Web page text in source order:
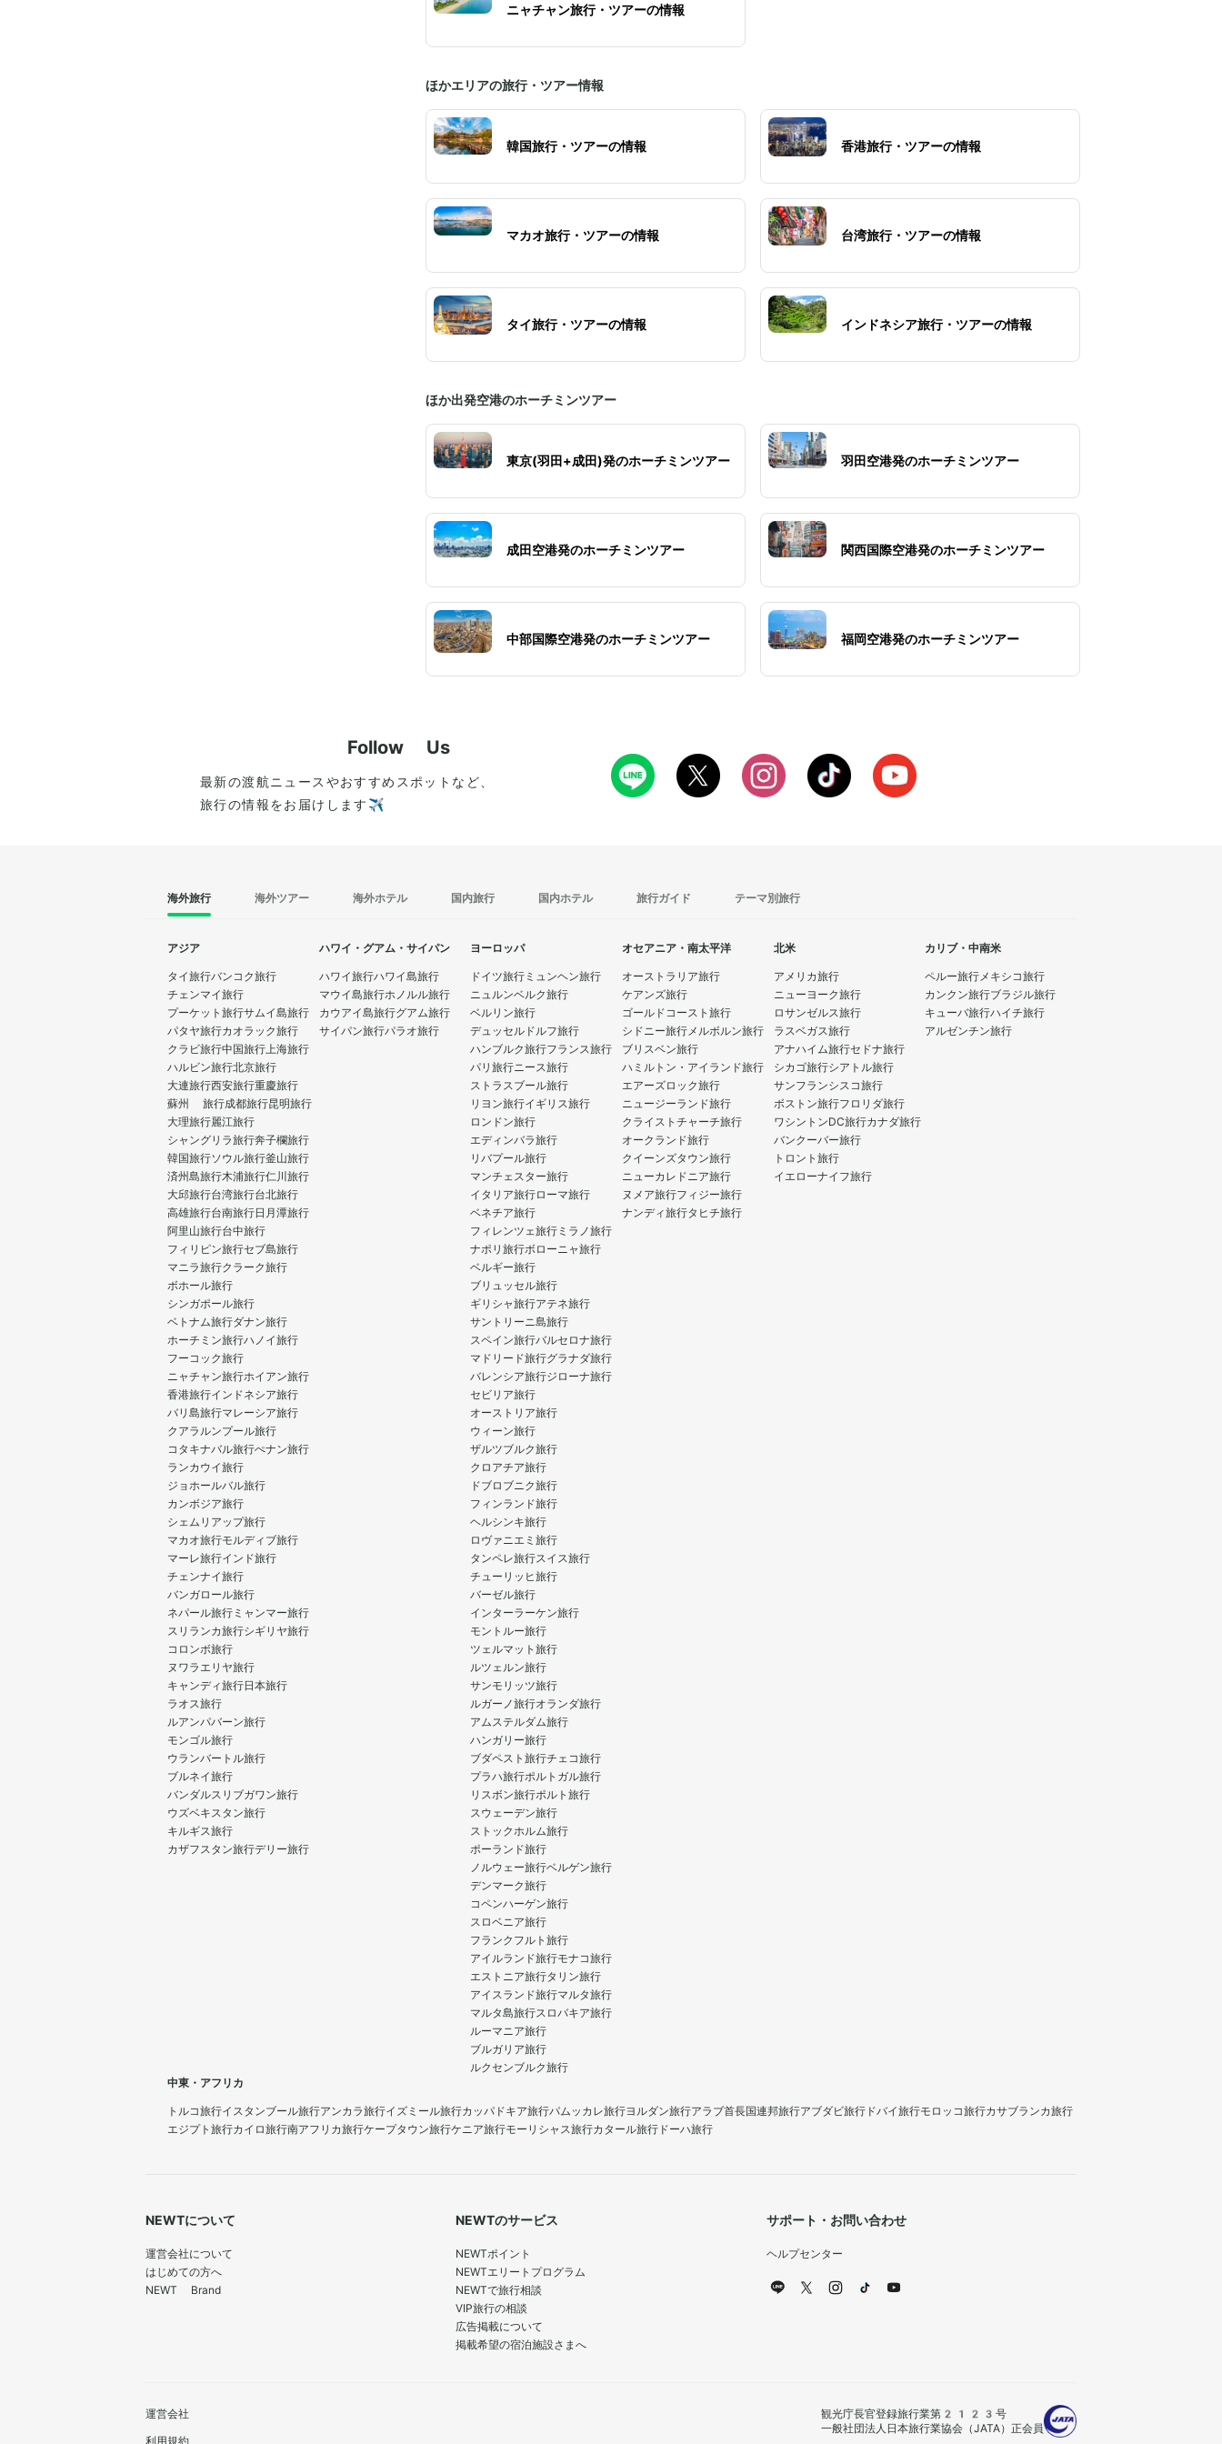
ニャチャン旅行・ツアーの情報
ほかエリアの旅行・ツアー情報
韓国旅行・ツアーの情報 香港旅行・ツアーの情報
マカオ旅行・ツアーの情報 台湾旅行・ツアーの情報
タイ旅行・ツアーの情報 インドネシア旅行・ツアーの情報
ほか出発空港のホーチミンツアー
東京(羽田+成田)発のホーチミンツアー 羽田空港発のホーチミンツアー
成田空港発のホーチミンツアー 関西国際空港発のホーチミンツアー
中部国際空港発のホーチミンツアー 福岡空港発のホーチミンツアー
Follow Us
最新の渡航ニュースやおすすめスポットなど、
旅行の情報をお届けします✈️
海外旅行 海外ツアー 海外ホテル 国内旅行 国内ホテル 旅行ガイド テーマ別旅行
アジア
タイ旅行バンコク旅行
チェンマイ旅行
プーケット旅行サムイ島旅行
パタヤ旅行カオラック旅行
クラビ旅行中国旅行上海旅行
ハルビン旅行北京旅行
大連旅行西安旅行重慶旅行
蘇州 旅行成都旅行昆明旅行
大理旅行麗江旅行
シャングリラ旅行奔子欄旅行
韓国旅行ソウル旅行釜山旅行
済州島旅行木浦旅行仁川旅行
大邱旅行台湾旅行台北旅行
高雄旅行台南旅行日月潭旅行
阿里山旅行台中旅行
フィリピン旅行セブ島旅行
マニラ旅行クラーク旅行
ボホール旅行
シンガポール旅行
ベトナム旅行ダナン旅行
ホーチミン旅行ハノイ旅行
フーコック旅行
ニャチャン旅行ホイアン旅行
香港旅行インドネシア旅行
バリ島旅行マレーシア旅行
クアラルンプール旅行
コタキナバル旅行ぺナン旅行
ランカウイ旅行
ジョホールバル旅行
カンボジア旅行
シェムリアップ旅行
マカオ旅行モルディブ旅行
マーレ旅行インド旅行
チェンナイ旅行
バンガロール旅行
ネパール旅行 ミャンマー旅行
スリランカ旅行シギリヤ旅行
コロンボ旅行
ヌワラエリヤ旅行
キャンディ旅行日本旅行
ラオス旅行
ルアンパバーン旅行
モンゴル旅行
ウランバートル旅行
ブルネイ旅行
バンダルスリブガワン旅行
ウズベキスタン旅行
キルギス旅行
カザフスタン旅行デリー旅行
ハワイ・グアム・サイパン
ハワイ旅行ハワイ島旅行
マウイ島旅行ホノルル旅行
カウアイ島旅行グアム旅行
サイパン旅行パラオ旅行
ヨーロッパ
ドイツ旅行 ミュンヘン旅行
ニュルンベルク旅行
ベルリン旅行
デュッセルドルフ旅行
ハンブルク旅行フランス旅行
パリ旅行ニース旅行
ストラスブール旅行
リヨン旅行イギリス旅行
ロンドン旅行
エディンバラ旅行
リバプール旅行
マンチェスター旅行
イタリア旅行ローマ旅行
ベネチア旅行
フィレンツェ旅行 ミラノ旅行
ナポリ旅行ボローニャ旅行
ベルギー旅行
ブリュッセル旅行
ギリシャ旅行アテネ旅行
サントリーニ島旅行
スペイン旅行バルセロナ旅行
マドリード旅行グラナダ旅行
バレンシア旅行ジローナ旅行
セビリア旅行
オーストリア旅行
ウィーン旅行
ザルツブルク旅行
クロアチア旅行
ドブロブニク旅行
フィンランド旅行
ヘルシンキ旅行
ロヴァニエミ旅行
タンペレ旅行スイス旅行
チューリッヒ旅行
バーゼル旅行
インターラーケン旅行
モントルー旅行
ツェルマット旅行
ルツェルン旅行
サンモリッツ旅行
ルガーノ旅行オランダ旅行
アムステルダム旅行
ハンガリー旅行
ブダペスト旅行チェコ旅行
プラハ旅行ポルトガル旅行
リスボン旅行ポルト旅行
スウェーデン旅行
ストックホルム旅行
ポーランド旅行
ノルウェー旅行ベルゲン旅行
デンマーク旅行
コペンハーゲン旅行
スロベニア旅行
フランクフルト旅行
アイルランド旅行モナコ旅行
エストニア旅行タリン旅行
アイスランド旅行マルタ旅行
マルタ島旅行スロバキア旅行
ルーマニア旅行
ブルガリア旅行
ルクセンブルク旅行
オセアニア・南太平洋
オーストラリア旅行
ケアンズ旅行
ゴールドコースト旅行
シドニー旅行メルボルン旅行
ブリスベン旅行
ハミルトン・アイランド旅行
エアーズロック旅行
ニュージーランド旅行
クライストチャーチ旅行
オークランド旅行
クイーンズタウン旅行
ニューカレドニア旅行
ヌメア旅行フィジー旅行
ナンディ旅行タヒチ旅行
北米
アメリカ旅行
ニューヨーク旅行
ロサンゼルス旅行
ラスベガス旅行
アナハイム旅行セドナ旅行
シカゴ旅行シアトル旅行
サンフランシスコ旅行
ボストン旅行フロリダ旅行
ワシントンDC旅行カナダ旅行
バンクーバー旅行
トロント旅行
イエローナイフ旅行
カリブ・中南米
ペルー旅行メキシコ旅行
カンクン旅行ブラジル旅行
キューバ旅行ハイチ旅行
アルゼンチン旅行
中東・アフリカ
トルコ旅行イスタンブール旅行アンカラ旅行イズミール旅行カッパドキア旅行パムッカレ旅行ヨルダン旅行アラブ首長国連邦旅行アブダビ旅行 ドバイ旅行モロッコ旅行カサブランカ旅行
エジプト旅行カイロ旅行南アフリカ旅行ケープタウン旅行ケニア旅行モーリシャス旅行カタール旅行 ドーハ旅行
NEWTについて
運営会社について
はじめての方へ
NEWT Brand
NEWTのサービス
NEWTポイント
NEWTエリートプログラム
NEWTで旅行相談
VIP旅行の相談
広告掲載について
掲載希望の宿泊施設さまへ
サポート・お問い合わせ
ヘルプセンター
運営会社
利用規約
観光庁長官登録旅行業第2123号
一般社団法人日本旅行業協会（JATA）正会員